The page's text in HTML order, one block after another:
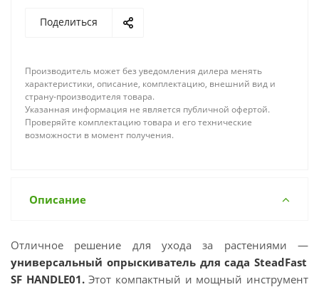
Поделиться
Производитель может без уведомления дилера менять
характеристики, описание, комплектацию, внешний вид и
страну-производителя товара.
Указанная информация не является публичной офертой.
Проверяйте комплектацию товара и его технические
возможности в момент получения.
Описание
Отличное решение для ухода за растениями —
универсальный опрыскиватель для сада SteadFast
SF HANDLE01.Этот компактный и мощный инструмент